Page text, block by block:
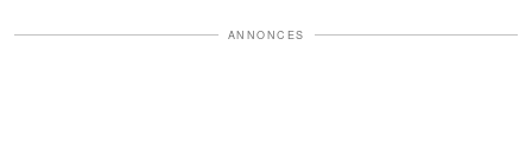
ANNONCES